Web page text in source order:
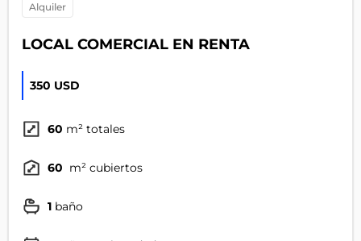
alquiler
LOCAL COMERCIAL EN RENTA
350 USD
60 m² totales
60 m² cubiertos
1 baño